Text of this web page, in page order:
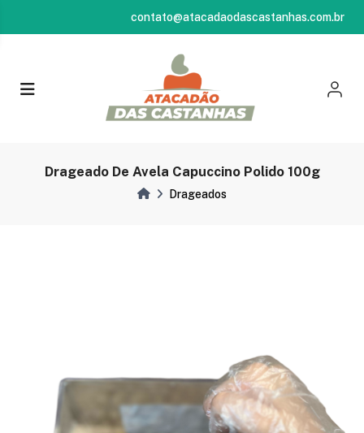
contato@atacadaodascastanhas.com.br
Drageado De Avela Capuccino Polido 100g
Drageados